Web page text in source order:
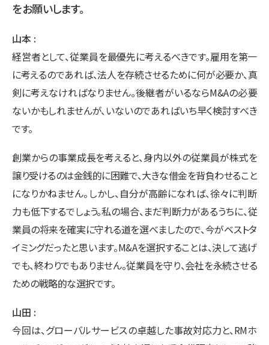
をお願いします。
山本
経営者として、従業員を最優先に考えるべきです。雇用を第一
に考えるのであれば、法人を存続させるために何が必要か、真
剣に考えなければなりません。後継者がいるならM&Aの必要
ないかもしれませんが、いないのであればいち早く検討すべき
です。
創業からの事業成長を考えると、身内以外の従業員が株式を
譲り受けるのは金銭的に困難で、大きな借金を背負わせること
になりかねません。しかし、自分が高齢になれば、徐々に判断
力も低下するでしょう。私の場合、まだ判断力があるうちに、従
業員の将来を確実に守れる道を選べましたので、今がベストタ
イミングだったと思います。M&Aを選択することは、決して逃げ
でも、終わりでもありません。従業員を守り、会社を永続させる
ための戦略的な選択です。
山田
今回は、グローバルサービスの卓越した事故対応力と、RMホ